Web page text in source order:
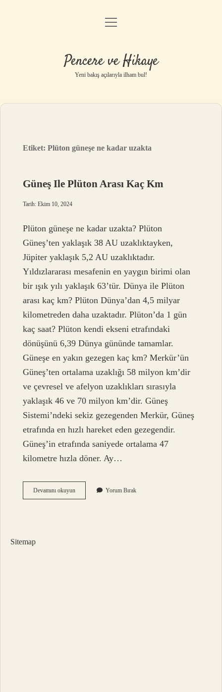
Anasayfa
Yasal Uyarı
menüyü
Pencere ve Hikaye
Yeni bakış açılarıyla ilham bul!
Etiket:Plüton güneşe ne kadar uzakta
Güneş Ile Plüton Arası Kaç Km
Tarih: Ekim 10, 2024
Plüton güneşe ne kadar uzakta? Plüton
Güneş’ten yaklaşık 38 AU uzaklıktayken,
Jüpiter yaklaşık 5,2 AU uzaklıktadır.
Yıldızlararası mesafenin en yaygın birimi olan
bir ışık yılı yaklaşık 63’tür. Dünya ile Plüton
arası kaç km? Plüton Dünya’dan 4,5 milyar
kilometreden daha uzaktadır. Plüton’da 1 gün
kaç saat? Plüton kendi ekseni etrafındaki
dönüşünü 6,39 Dünya gününde tamamlar.
Güneşe en yakın gezegen kaç km? Merkür’ün
Güneş’ten ortalama uzaklığı 58 milyon km’dir
ve çevresel ve afelyon uzaklıkları sırasıyla
yaklaşık 46 ve 70 milyon km’dir. Güneş
Sistemi’ndeki sekiz gezegenden Merkür, Güneş
etrafında en hızlı hareket eden gezegendir.
Güneş’in etrafında saniyede ortalama 47
kilometre hızla döner. Ay…
Devamını okuyunGüneş
Ile
Yorum Bırak
Sitemap